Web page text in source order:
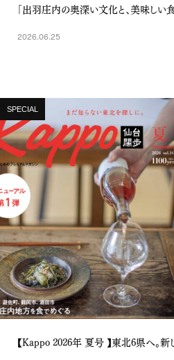
「出羽庄内の奥深い文化と、美味しい
2026.06.25
SPECIAL
【Kappo 2026年 夏号 】東北6県へ。新